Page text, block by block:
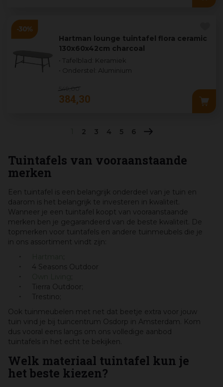
Hartman lounge tuintafel flora ceramic
130x60x42cm charcoal
• Tafelblad: Keramiek
• Onderstel: Aluminium
549 ,00
384,30
2 3 4 5 6
Tuintafels van vooraanstaande
merken
Een tuintafel is een belangrijk onderdeel van je tuin en
daarom is het belangrijk te investeren in kwaliteit.
Wanneer je een tuintafel koopt van vooraanstaande
merken ben je gegarandeerd van de beste kwaliteit. De
topmerken voor tuintafels en andere tuinmeubels die je
in ons assortiment vindt zijn:
;
4 Seasons Outdoor
;
Tierra Outdoor;
Trestino;
Ook tuinmeubelen met net dat beetje extra voor jouw
tuin vind je bij tuincentrum Osdorp in Amsterdam. Kom
dus vooral eens langs om ons volledige aanbod
tuintafels in het echt te bekijken.
Welk materiaal tuintafel kun je
het beste kiezen?